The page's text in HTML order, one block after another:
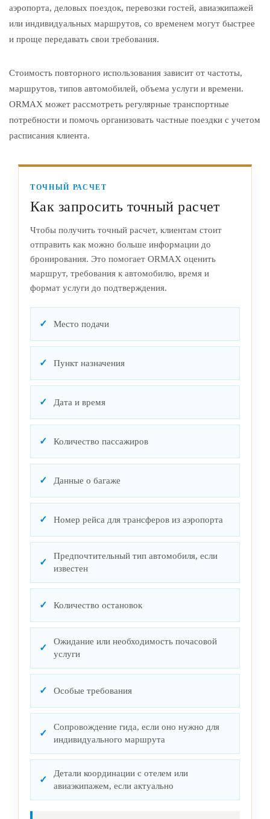
аэропорта, деловых поездок, перевозки гостей, авиаэкипажей
или индивидуальных маршрутов, со временем могут быстрее
и проще передавать свои требования.
Стоимость повторного использования зависит от частоты,
маршрутов, типов автомобилей, объема услуги и времени.
ORMAX может рассмотреть регулярные транспортные
потребности и помочь организовать частные поездки с учетом
расписания клиента.
ТОЧНЫЙ РАСЧЕТ
Как запросить точный расчет
Чтобы получить точный расчет, клиентам стоит
отправить как можно больше информации до
бронирования. Это помогает ORMAX оценить
маршрут, требования к автомобилю, время и
формат услуги до подтверждения.
Место подачи
Пункт назначения
Дата и время
Количество пассажиров
Данные о багаже
Номер рейса для трансферов из аэропорта
Предпочтительный тип автомобиля, если
известен
Количество остановок
Ожидание или необходимость почасовой
услуги
Особые требования
Сопровождение гида, если оно нужно для
индивидуального маршрута
Детали координации с отелем или
авиаэкипажем, если актуально